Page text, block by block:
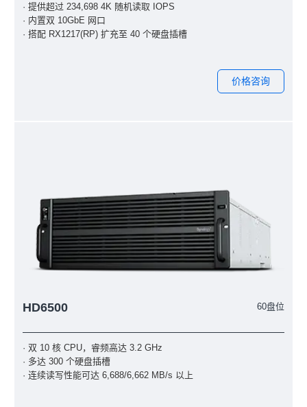
· 提供超过 234,698 4K 随机读取 IOPS
· 内置双 10GbE 网口
· 搭配 RX1217(RP) 扩充至 40 个硬盘插槽
价格咨询
HD6500 60盘位
· 双 10 核 CPU，睿频高达 3.2 GHz
· 多达 300 个硬盘插槽
· 连续读写性能可达 6,688/6,662 MB/s 以上